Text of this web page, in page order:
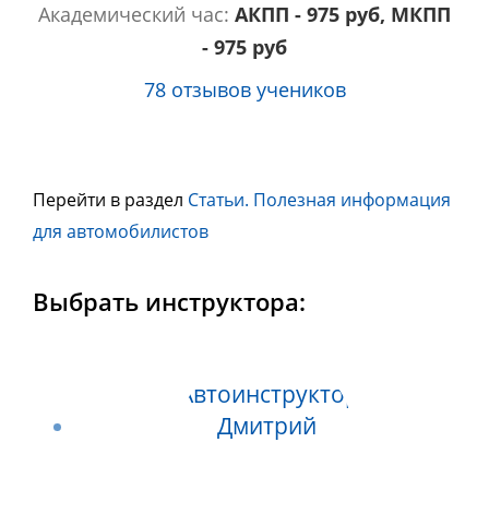
Академический час: АКПП - 975 руб, МКПП
- 975 руб
78 отзывов учеников
Перейти в раздел Статьи. Полезная информация
для автомобилистов
Выбрать инструктора: